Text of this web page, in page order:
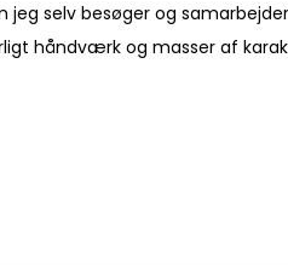
selv besøger og
håndværk og masser af